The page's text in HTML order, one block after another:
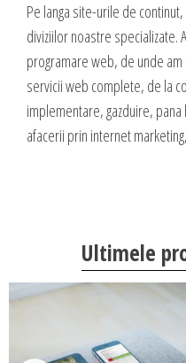
CONTACT
Dow Media - Timisoara
Strada. Johann Heinrich
Dow Media Consulting -
Spl. Independentei, Nr. 273
Bucuresti, Sector 6
Servicii SEO
Publicitate Online
Administrare campanii Google
Redactare articole
Clipuri video promovare
Campanii integrate
Pe langa site-urile de
diviziilor noastre specializate.
programare web, de unde
servicii web complete, de la
implementare, gazduire,
afacerii prin internet
Ultimele